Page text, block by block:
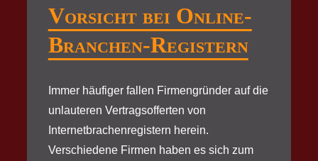
Vorsicht bei Online-
Branchen-Registern
Immer häufiger fallen Firmengründer auf die
unlauteren Vertragsofferten von
Internetbrachenregistern herein.
Verschiedene Firmen haben es sich zum